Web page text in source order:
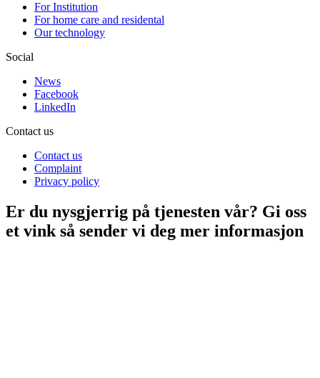
For Institution
For home care and residental
Our technology
Social
News
Facebook
LinkedIn
Contact us
Contact us
Complaint
Privacy policy
Er du nysgjerrig på tjenesten vår? Gi oss
et vink så sender vi deg mer informasjon